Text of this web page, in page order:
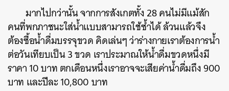
มากไปกว่านั้น จากการสังเกตทั้ง 28 คนไม่มีแม้สัก
คนที่พกภาชนะใส่น้ำแบบสามารถใช้ซ้ำได้ ล้วนแล้วจึง
ต้องซื้อน้ำดื่มบรรจุขวด คิดเล่นๆ ว่าร่างกายเราต้องการน้ำ
ต่อวันเทียบเป็น 3 ขวด เราประมาณให้น้ำดื่มขวดหนึ่งมี
ราคา 10 บาท ตกเดือนหนึ่งเราอาจจะเสียค่าน้ำดื่มถึง 900
บาท และปีละ 10,800 บาท